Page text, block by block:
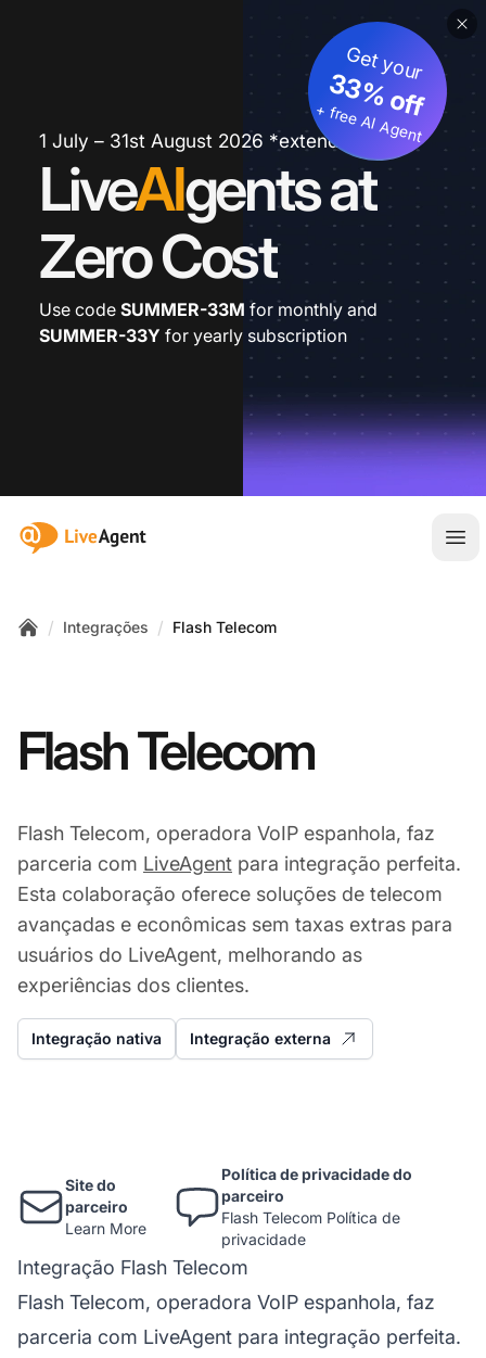
1 July – 31st August 2026 *extended
LiveAIgents at
Zero Cost
Get your
33% off
+ free AI Agent
Use code SUMMER-33M for monthly and
SUMMER-33Y for yearly subscription
:site.title
/ Integrações / Flash Telecom
Flash Telecom
Flash Telecom, operadora VoIP espanhola, faz
parceria com LiveAgent para integração perfeita.
Esta colaboração oferece soluções de telecom
avançadas e econômicas sem taxas extras para
usuários do LiveAgent, melhorando as
experiências dos clientes.
Integração nativa Integração externa
Site do
parceiro
Learn More
Política de privacidade do
parceiro
Flash Telecom Política de
privacidade
Integração Flash Telecom
Flash Telecom, operadora VoIP espanhola, faz
parceria com LiveAgent para integração perfeita.